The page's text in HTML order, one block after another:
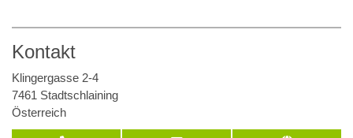
Kontakt
Klingergasse 2-4
7461 Stadtschlaining
Österreich